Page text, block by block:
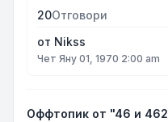
20Отговори
от Nikss
Чет Яну 01, 1970 2:00 am
Оффтопик от "46 и